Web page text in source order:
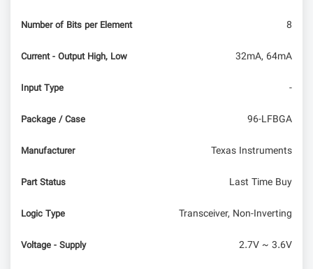
Number of Bits per Element 8
Current - Output High, Low 32mA, 64mA
Input Type -
Package / Case 96-LFBGA
Manufacturer Texas Instruments
Part Status Last Time Buy
Logic Type Transceiver, Non-Inverting
Voltage - Supply 2.7V ~ 3.6V